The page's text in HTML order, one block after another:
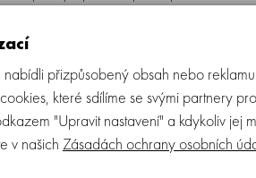
ouška a hlavičku před nachlazením a
které si velikost osušky užijí.
přizpůsobený obsah nebo
které sdílíme se svými partnery
"Upravit nastavení" a kdykoliv jej
v našich Zásadách ochrany osobních